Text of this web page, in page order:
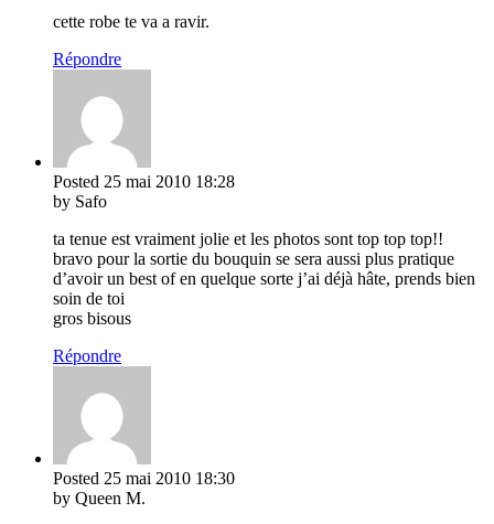
cette robe te va a ravir.
Répondre
Posted 25 mai 2010 18:28
by Safo
ta tenue est vraiment jolie et les photos sont top top top!!
bravo pour la sortie du bouquin se sera aussi plus pratique
d’avoir un best of en quelque sorte j’ai déjà hâte, prends bien
soin de toi
gros bisous
Répondre
Posted 25 mai 2010 18:30
by Queen M.